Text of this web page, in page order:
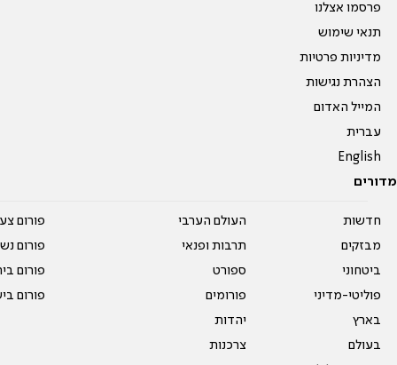
פרסמו אצלנו
תנאי שימוש
מדיניות פרטיות
הצהרת נגישות
המייל האדום
עברית
English
מדורים
חדשות
מבזקים
ביטחוני
פוליטי-מדיני
בארץ
בעולם
העולם הערבי
תרבות ופנאי
ספורט
פורומים
יהדות
צרכנות
פורום
פורום
פורום
פורום